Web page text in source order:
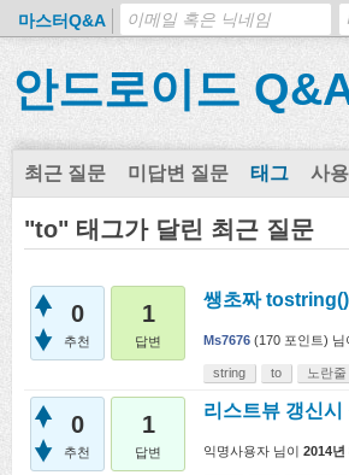
마스터Q&A
안드로이드
최근 질문 미답변 질문 태그 사
"to" 태그가 달린 최근 질문
0
추천
1
답변
쌩초짜
Ms7676 (170 포인트) 님
string to 노란줄
0
추천
1
답변
리스트뷰 갱신
익명사용자 님이 2014년